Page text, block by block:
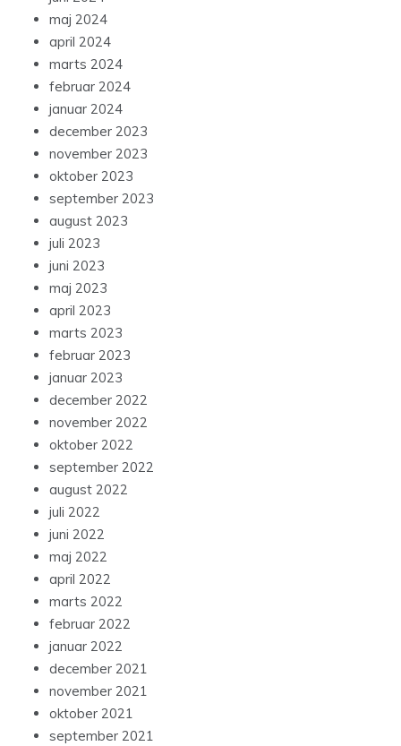
maj 2024
april 2024
marts 2024
februar 2024
januar 2024
december 2023
november 2023
oktober 2023
september 2023
august 2023
juli 2023
juni 2023
maj 2023
april 2023
marts 2023
februar 2023
januar 2023
december 2022
november 2022
oktober 2022
september 2022
august 2022
juli 2022
juni 2022
maj 2022
april 2022
marts 2022
februar 2022
januar 2022
december 2021
november 2021
oktober 2021
september 2021